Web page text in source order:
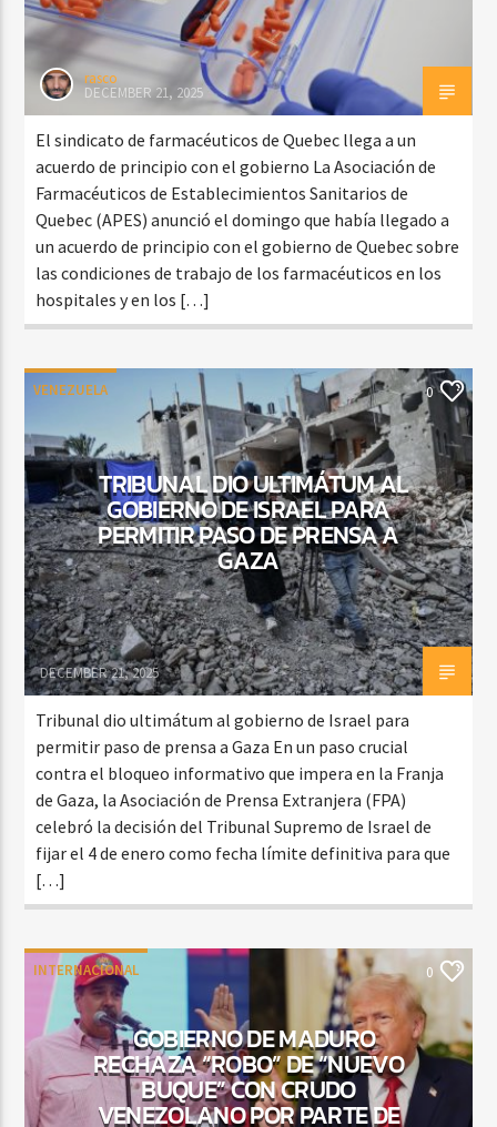
rasco
DECEMBER 21, 2025
El sindicato de farmacéuticos de Quebec llega a un
acuerdo de principio con el gobierno La Asociación de
Farmacéuticos de Establecimientos Sanitarios de
Quebec (APES) anunció el domingo que había llegado a
un acuerdo de principio con el gobierno de Quebec sobre
las condiciones de trabajo de los farmacéuticos en los
hospitales y en los […]
VENEZUELA 0
TRIBUNAL DIO ULTIMÁTUM AL
GOBIERNO DE ISRAEL PARA
PERMITIR PASO DE PRENSA A
GAZA
DECEMBER 21, 2025
Tribunal dio ultimátum al gobierno de Israel para
permitir paso de prensa a Gaza En un paso crucial
contra el bloqueo informativo que impera en la Franja
de Gaza, la Asociación de Prensa Extranjera (FPA)
celebró la decisión del Tribunal Supremo de Israel de
fijar el 4 de enero como fecha límite definitiva para que
[…]
INTERNACIONAL 0
GOBIERNO DE MADURO
RECHAZA “ROBO” DE “NUEVO
BUQUE” CON CRUDO
VENEZOLANO POR PARTE DE